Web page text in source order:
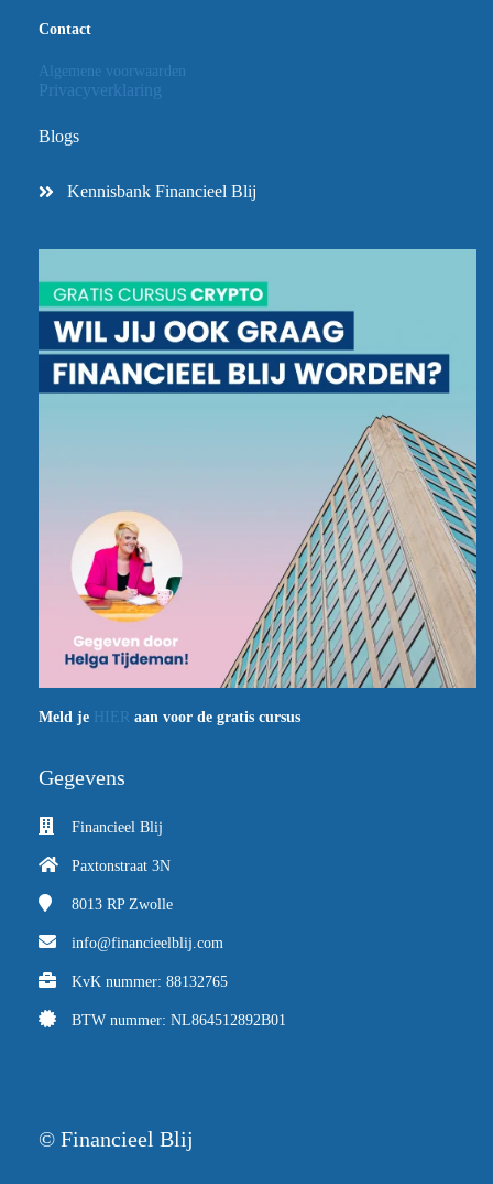
Contact
Algemene voorwaarden
Privacyverklaring
Blogs
Kennisbank Financieel Blij
Meld je HIER aan voor de gratis cursus
Gegevens
Financieel Blij
Paxtonstraat 3N
8013 RP Zwolle
info@financieelblij.com
KvK nummer: 88132765
BTW nummer: NL864512892B01
© Financieel Blij